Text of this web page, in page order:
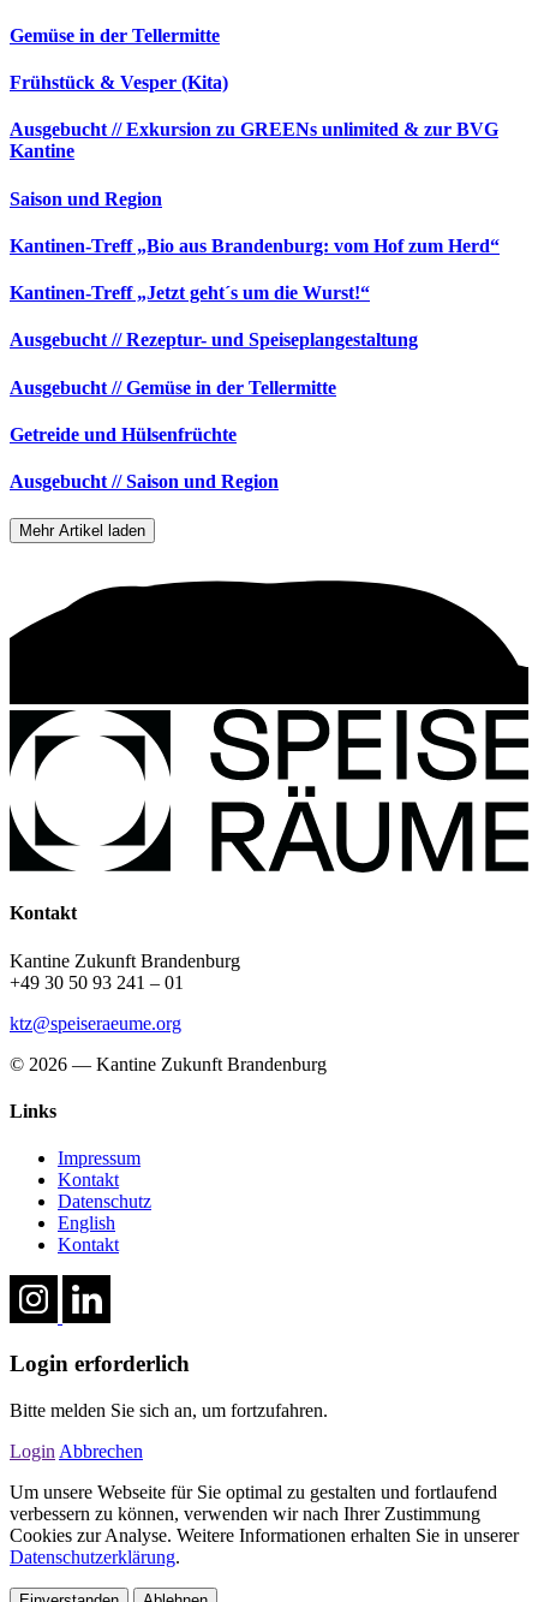
Gemüse in der Tellermitte
Frühstück & Vesper (Kita)
Ausgebucht // Exkursion zu GREENs unlimited & zur BVG
Kantine
Saison und Region
Kantinen-Treff „Bio aus Brandenburg: vom Hof zum Herd“
Kantinen-Treff „Jetzt geht´s um die Wurst!“
Ausgebucht // Rezeptur- und Speiseplangestaltung
Ausgebucht // Gemüse in der Tellermitte
Getreide und Hülsenfrüchte
Ausgebucht // Saison und Region
Mehr Artikel laden
Kontakt
Kantine Zukunft Brandenburg
+49 30 50 93 241 – 01
ktz@speiseraeume.org
© 2026 — Kantine Zukunft Brandenburg
Links
Impressum
Kontakt
Datenschutz
English
Kontakt
Login erforderlich
Bitte melden Sie sich an, um fortzufahren.
Login Abbrechen
Um unsere Webseite für Sie optimal zu gestalten und fortlaufend
verbessern zu können, verwenden wir nach Ihrer Zustimmung
Cookies zur Analyse. Weitere Informationen erhalten Sie in unserer
Datenschutzerklärung.